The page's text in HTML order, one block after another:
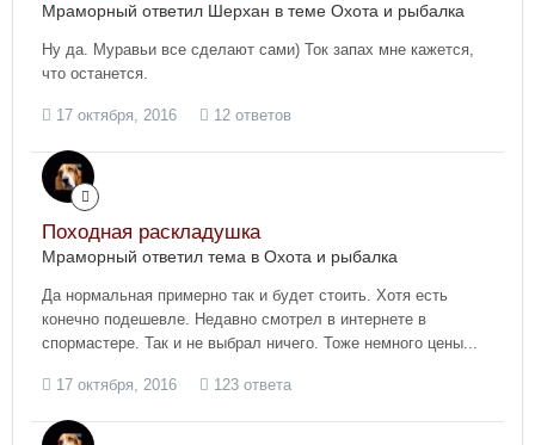
Мраморный ответил Шерхан в теме Охота и рыбалка
Ну да. Муравьи все сделают сами) Ток запах мне кажется,
что останется.
17 октября, 2016 12 ответов
Походная раскладушка
Мраморный ответил тема в Охота и рыбалка
Да нормальная примерно так и будет стоить. Хотя есть
конечно подешевле. Недавно смотрел в интернете в
спормастере. Так и не выбрал ничего. Тоже немного цены...
17 октября, 2016 123 ответа